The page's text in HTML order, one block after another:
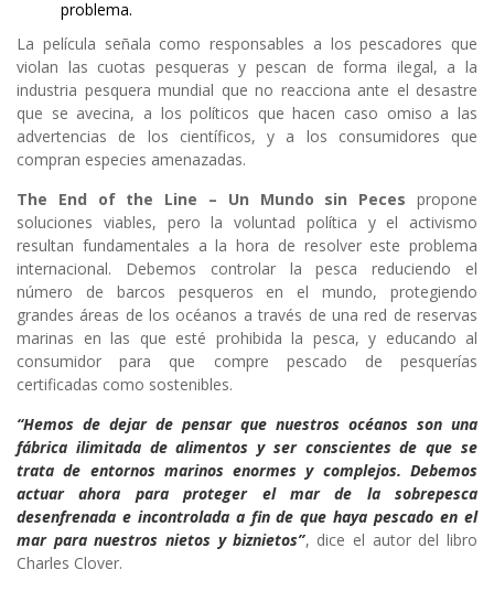
problema.
La película señala como responsables a los pescadores que
violan las cuotas pesqueras y pescan de forma ilegal, a la
industria pesquera mundial que no reacciona ante el desastre
que se avecina, a los políticos que hacen caso omiso a las
advertencias de los científicos, y a los consumidores que
compran especies amenazadas.
The End of the Line – Un Mundo sin Peces propone
soluciones viables, pero la voluntad política y el activismo
resultan fundamentales a la hora de resolver este problema
internacional. Debemos controlar la pesca reduciendo el
número de barcos pesqueros en el mundo, protegiendo
grandes áreas de los océanos a través de una red de reservas
marinas en las que esté prohibida la pesca, y educando al
consumidor para que compre pescado de pesquerías
certificadas como sostenibles.
“Hemos de dejar de pensar que nuestros océanos son una
fábrica ilimitada de alimentos y ser conscientes de que se
trata de entornos marinos enormes y complejos. Debemos
actuar ahora para proteger el mar de la sobrepesca
desenfrenada e incontrolada a fin de que haya pescado en el
mar para nuestros nietos y biznietos”, dice el autor del libro
Charles Clover.